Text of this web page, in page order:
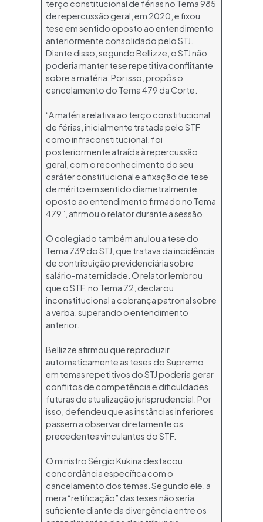
terço constitucional de férias no Tema 985
de repercussão geral, em 2020, e fixou
tese em sentido oposto ao entendimento
anteriormente consolidado pelo STJ.
Diante disso, segundo Bellizze, o STJ não
poderia manter tese repetitiva conflitante
sobre a matéria. Por isso, propôs o
cancelamento do Tema 479 da Corte.
“A matéria relativa ao terço constitucional
de férias, inicialmente tratada pelo STF
como infraconstitucional, foi
posteriormente atraída à repercussão
geral, com o reconhecimento do seu
caráter constitucional e a fixação de tese
de mérito em sentido diametralmente
oposto ao entendimento firmado no Tema
479”, afirmou o relator durante a sessão.
O colegiado também anulou a tese do
Tema 739 do STJ, que tratava da incidência
de contribuição previdenciária sobre
salário-maternidade. O relator lembrou
que o STF, no Tema 72, declarou
inconstitucional a cobrança patronal sobre
a verba, superando o entendimento
anterior.
Bellizze afirmou que reproduzir
automaticamente as teses do Supremo
em temas repetitivos do STJ poderia gerar
conflitos de competência e dificuldades
futuras de atualização jurisprudencial. Por
isso, defendeu que as instâncias inferiores
passem a observar diretamente os
precedentes vinculantes do STF.
O ministro Sérgio Kukina destacou
concordância específica com o
cancelamento dos temas. Segundo ele, a
mera “retificação” das teses não seria
suficiente diante da divergência entre os